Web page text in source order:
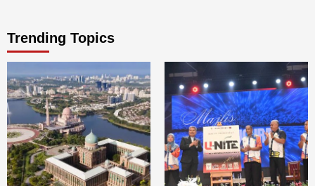
Trending Topics